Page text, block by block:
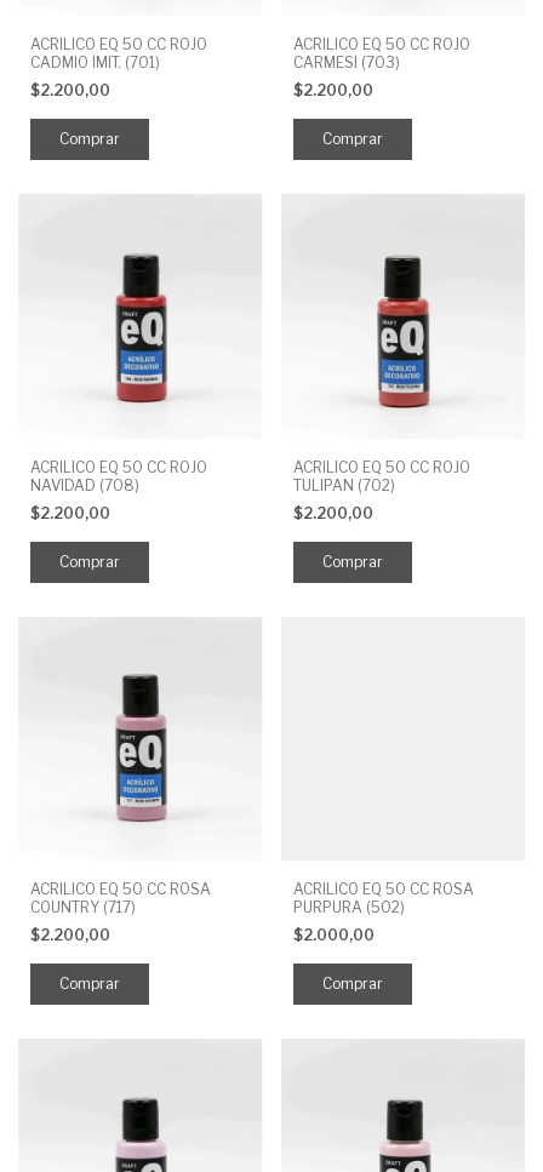
ACRILICO EQ 50 CC ROJO
CADMIO IMIT. (701)
$2.200,00
ACRILICO EQ 50 CC ROJO
CARMESI (703)
$2.200,00
ACRILICO EQ 50 CC ROJO
NAVIDAD (708)
$2.200,00
ACRILICO EQ 50 CC ROJO
TULIPAN (702)
$2.200,00
ACRILICO EQ 50 CC ROSA
COUNTRY (717)
$2.200,00
ACRILICO EQ 50 CC ROSA
PURPURA (502)
$2.000,00